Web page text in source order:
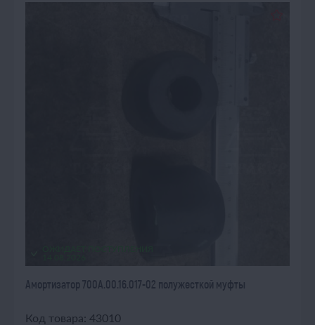
Амортизатор 700А.00.16.017-02 полужесткой муфты
Код товара: 43010